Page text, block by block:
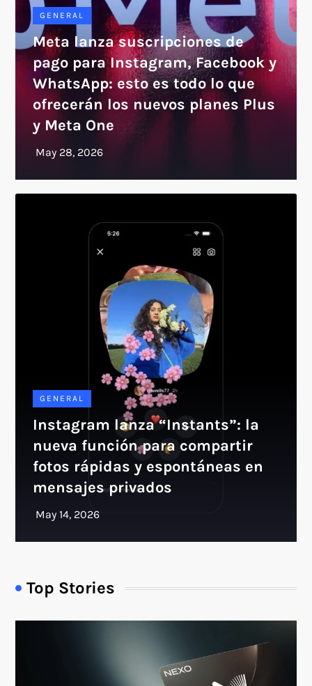
GENERAL
Meta lanza suscripciones de
pago para Instagram, Facebook y
WhatsApp: esto es todo lo que
ofrecerán los nuevos planes Plus
y Meta One
GENERAL
Instagram lanza “Instants”: la
nueva función para compartir
fotos rápidas y espontáneas en
mensajes privados
Top Stories